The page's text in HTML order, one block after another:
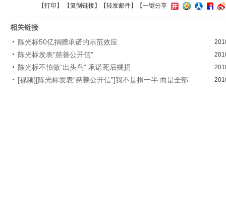
【打印 】 【复制链接】【转发邮件】 【一键分享
相关链接
陈光标50亿捐赠承诺的示范效应
陈光标发表“慈善公开信”
陈光标不怕做“出头鸟” 承诺死后裸捐
[视频][陈光标发表“慈善公开信”]我不是捐一半 而是全部